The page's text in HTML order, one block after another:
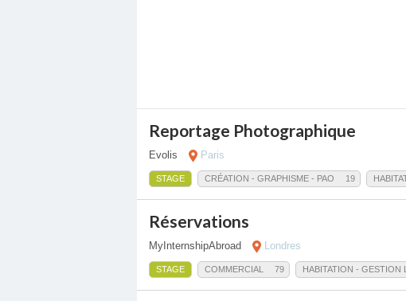
Reportage Photographique
Evolis Paris
STAGE CRÉATION - GRAPHISME - PAO 19
Réservations
MyInternshipAbroad Londres
STAGE COMMERCIAL 79 HABITATION - GESTION